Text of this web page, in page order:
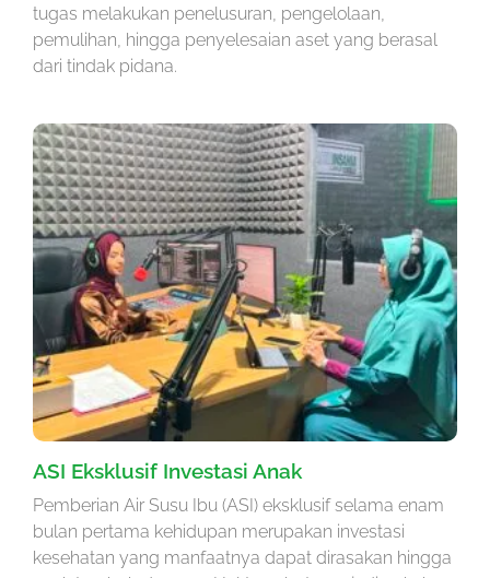
tugas melakukan penelusuran, pengelolaan,
pemulihan, hingga penyelesaian aset yang berasal
dari tindak pidana.
ASI Eksklusif Investasi Anak
Pemberian Air Susu Ibu (ASI) eksklusif selama enam
bulan pertama kehidupan merupakan investasi
kesehatan yang manfaatnya dapat dirasakan hingga